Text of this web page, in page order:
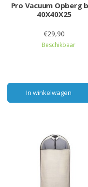
Pro Vacuum Opberg
40X40X25
€29,90
Beschikbaar
In winkelwagen